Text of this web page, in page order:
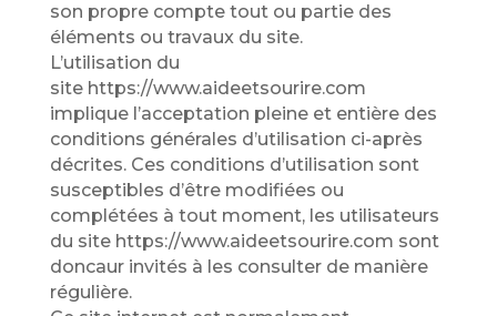
son propre compte tout ou partie des
éléments ou travaux du site.
L’utilisation du
site https://www.aideetsourire.com
implique l’acceptation pleine et entière des
conditions générales d’utilisation ci-après
décrites. Ces conditions d’utilisation sont
susceptibles d’être modifiées ou
complétées à tout moment, les utilisateurs
du site https://www.aideetsourire.com sont
doncaur invités à les consulter de manière
régulière.